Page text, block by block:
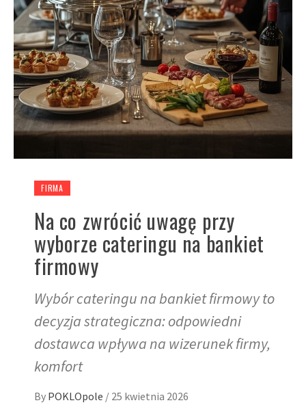
FIRMA
Na co zwrócić uwagę przy
wyborze cateringu na bankiet
firmowy
Wybór cateringu na bankiet firmowy to
decyzja strategiczna: odpowiedni
dostawca wpływa na wizerunek firmy,
komfort
By POKLOpole / 25 kwietnia 2026